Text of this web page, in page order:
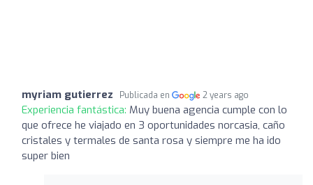
myriam gutierrez Publicada en 2 years ago
Experiencia fantástica: Muy buena agencia cumple con lo
que ofrece he viajado en 3 oportunidades norcasia, caño
cristales y termales de santa rosa y siempre me ha ido
super bien